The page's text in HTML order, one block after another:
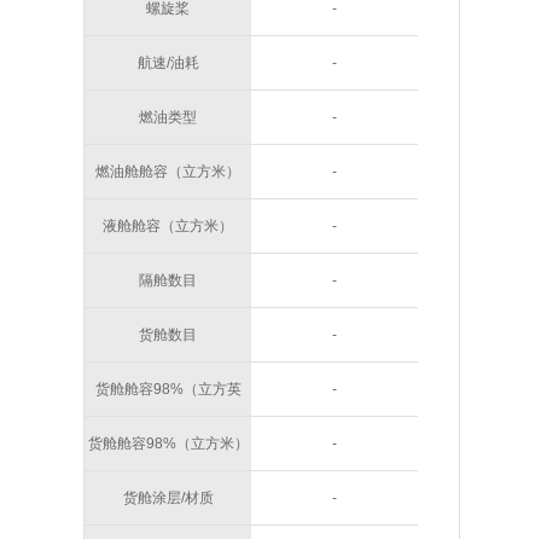
螺旋桨 -
航速/油耗 -
燃油类型 -
燃油舱舱容（立方米） -
液舱舱容（立方米） -
隔舱数目 -
货舱数目 -
货舱舱容98%（立方英
尺）
-
货舱舱容98%（立方米） -
货舱涂层/材质 -